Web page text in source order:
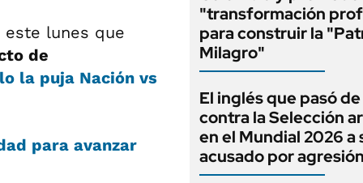
lunes que
de
la puja Nación vs
para avanzar
"transformación
para construir la
Milagro"
El inglés que pasó
contra la Selección
en el Mundial 2026 a
acusado por